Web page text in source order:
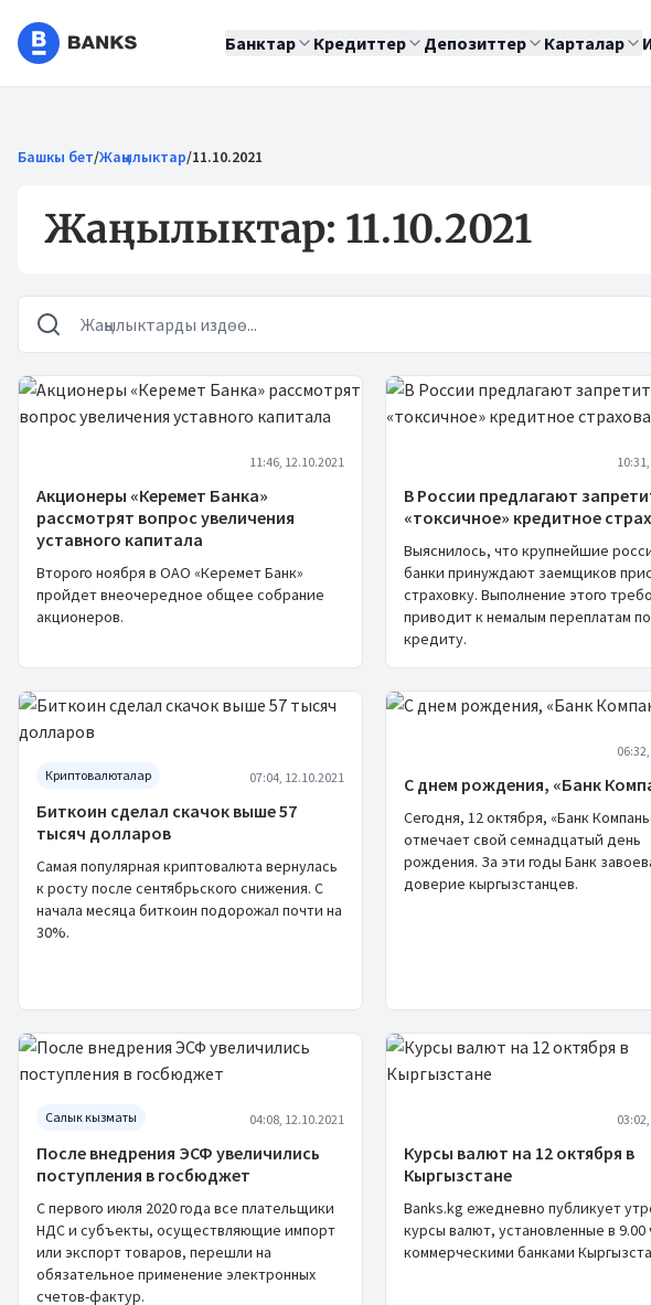
Банктар Кредиттер Депозиттер Карталар
Башкы бет/Жаңылыктар/11.10.2021
Жаңылыктар: 11.10.2021
Жаңылыктар
11:46, 12.10.2021
Акционеры «Керемет Банка»
рассмотрят вопрос увеличения
уставного капитала
Второго ноября в ОАО «Керемет Банк»
пройдет внеочередное общее собрание
акционеров.
В России предлагают
«токсичное» кредитное
Выяснилось, что крупнейшие
банки принуждают заемщиков
страховку. Выполнение этого
приводит к немалым переплатам по
кредиту.
Криптовалюталар 07:04, 12.10.2021
Биткоин сделал скачок выше 57
тысяч долларов
Самая популярная криптовалюта вернулась
к росту после сентябрьского снижения. С
начала месяца биткоин подорожал почти на
30%.
С днем рождения, «Банк
Сегодня, 12 октября, «Банк
отмечает свой семнадцатый день
рождения. За эти годы Банк
доверие кыргызстанцев.
Салык кызматы 04:08, 12.10.2021
После внедрения ЭСФ увеличились
поступления в госбюджет
С первого июля 2020 года все плательщики
НДС и субъекты, осуществляющие импорт
или экспорт товаров, перешли на
обязательное применение электронных
счетов-фактур.
Курсы валют на 12 октября в
Кыргызстане
Banks.kg ежедневно публикует
курсы валют, установленные в 9.00
коммерческими банками